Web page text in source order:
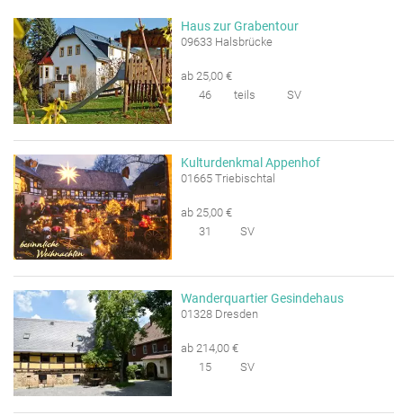
Haus zur Grabentour
09633 Halsbrücke
ab 25,00 €
46
teils SV
Kulturdenkmal Appenhof
01665 Triebischtal
ab 25,00 €
31
SV
Wanderquartier Gesindehaus
01328 Dresden
ab 214,00 €
15
SV